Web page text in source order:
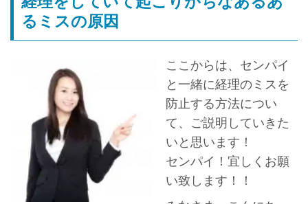
るミスの原因
ここからは、センパイ
と一緒に経理のミスを
防止する方法につい
て、ご説明していきた
いと思います！
センパイ！宜しくお願
い致します！！